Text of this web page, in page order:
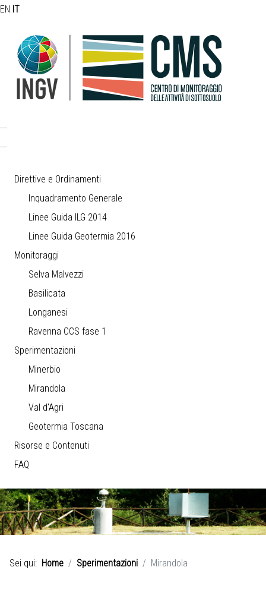
EN IT
Direttive e Ordinamenti
Inquadramento Generale
Linee Guida ILG 2014
Linee Guida Geotermia 2016
Monitoraggi
Selva Malvezzi
Basilicata
Longanesi
Ravenna CCS fase 1
Sperimentazioni
Minerbio
Mirandola
Val d'Agri
Geotermia Toscana
Risorse e Contenuti
FAQ
Sei qui: Home Sperimentazioni Mirandola